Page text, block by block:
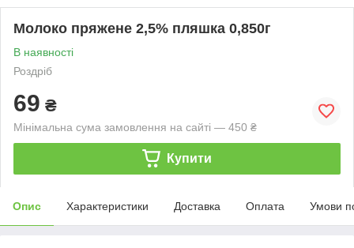
Молоко пряжене 2,5% пляшка 0,850г
В наявності
Роздріб
69 ₴
Мінімальна сума замовлення на сайті — 450 ₴
Купити
Опис Характеристики Доставка Оплата Умови